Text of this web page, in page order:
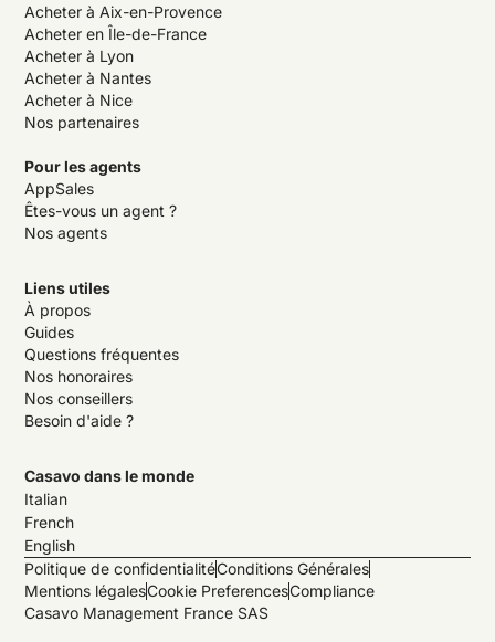
Acheter à Aix-en-Provence
Acheter en Île-de-France
Acheter à Lyon
Acheter à Nantes
Acheter à Nice
Nos partenaires
Pour les agents
AppSales
Êtes-vous un agent ?
Nos agents
Liens utiles
À propos
Guides
Questions fréquentes
Nos honoraires
Nos conseillers
Besoin d'aide ?
Casavo dans le monde
Italian
French
English
Politique de confidentialitéConditions Générales
Mentions légalesCookie PreferencesCompliance
Casavo Management France SAS